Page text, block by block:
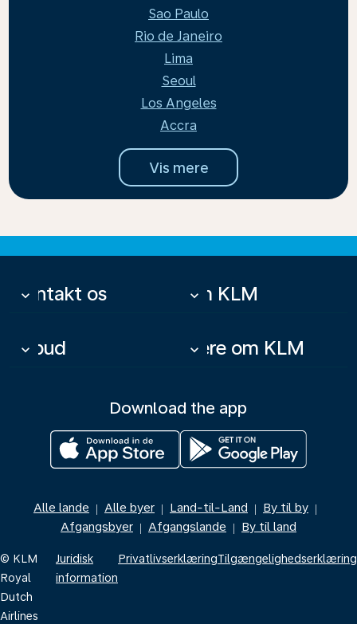
Sao Paulo
Rio de Janeiro
Lima
Seoul
Los Angeles
Accra
Vis mere
Kontakt os
keyboard_arrow_down Om KLM
keyboard_arrow_down
Tilbud
keyboard_arrow_down Mere om KLM
keyboard_arrow_down
Download the app
Alle lande | Alle byer | Land-til-Land | By til by |
Afgangsbyer | Afgangslande | By til land
© KLM
Royal
Dutch
Airlines
Juridisk
information
PrivatlivserklæringTilgængelighedserklæring